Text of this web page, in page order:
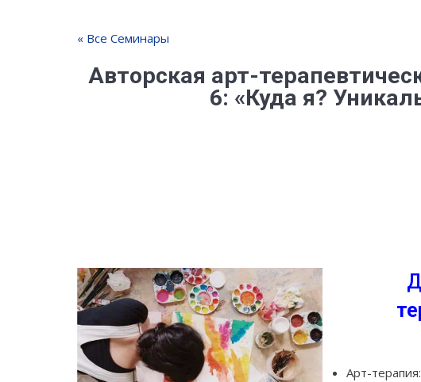
« Все Семинары
Авторская арт-
6: «Куда я?
Арт-